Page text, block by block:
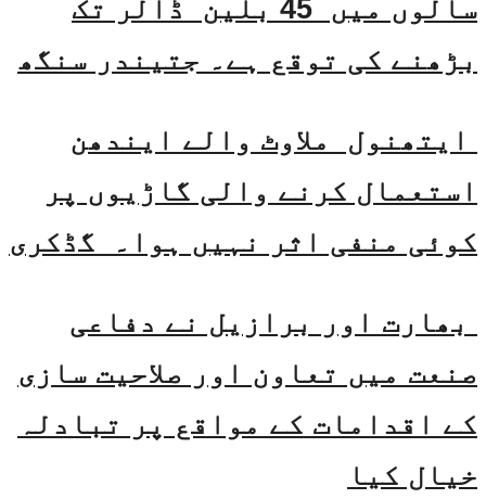
سالوں میں 45 بلین ڈالر تک
بڑھنے کی توقع ہے۔ جتیندر سنگھ
ایتھنول ملاوٹ والے ایندھن
استعمال کرنے والی گاڑیوں پر
کوئی منفی اثر نہیں ہوا۔ گڈکری
بھارت اور برازیل نے دفاعی
صنعت میں تعاون اور صلاحیت سازی
کے اقدامات کے مواقع پر تبادلہ
خیال کیا